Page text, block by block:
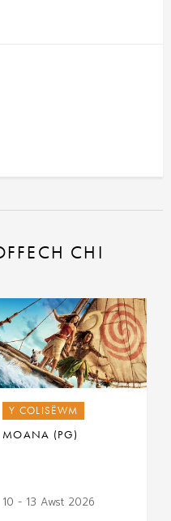
CHI
Y COLISËWM
MOANA (PG)
10 - 13 Awst 2026